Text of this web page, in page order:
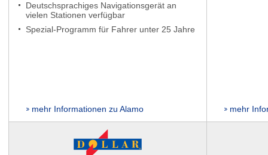
Deutschsprachiges Navigationsgerät an
vielen Stationen verfügbar
Spezial-Programm für Fahrer unter 25 Jahre
mehr Informationen zu Alamo mehr